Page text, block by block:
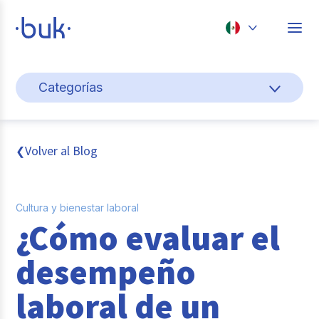
Perú
Categorías
Gestión de personas
Cultura y bienestar laboral
Transformación digital
Tendencias y data
Novedades
Entrevistas con expertos
❮Volver al Blog
Cultura y bienestar laboral
¿Cómo evaluar el
desempeño
laboral de un